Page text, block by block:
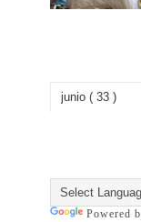
Powered